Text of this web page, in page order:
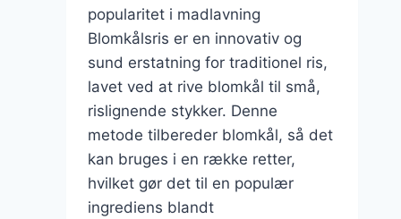
popularitet i madlavning
Blomkålsris er en innovativ og
sund erstatning for traditionel ris,
lavet ved at rive blomkål til små,
rislignende stykker. Denne
metode tilbereder blomkål, så det
kan bruges i en række retter,
hvilket gør det til en populær
ingrediens blandt